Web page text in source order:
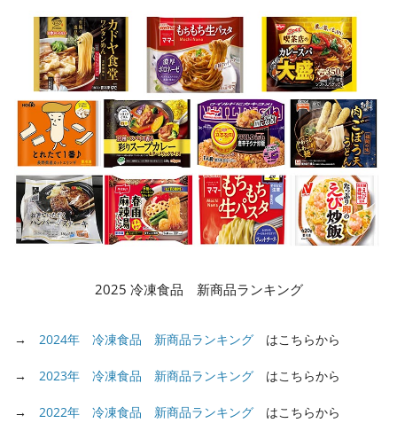
2025 冷凍食品 新商品ランキング
→ 2024年 冷凍食品 新商品ランキング はこちらから
→ 2023年 冷凍食品 新商品ランキング はこちらから
→ 2022年 冷凍食品 新商品ランキング はこちらから